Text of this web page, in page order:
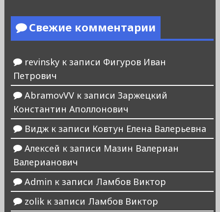
Свежие комментарии
revinskyк записи Фигуров Иван
Петрович
AbramovVVк записи Заржецкий
Константин Аполлонович
Виджк записи Ковтун Елена Валерьевна
Алексей к записи Мазин Валериан
Валерианович
Admin к записи Ламбов Виктор
zolikк записи Ламбов Виктор